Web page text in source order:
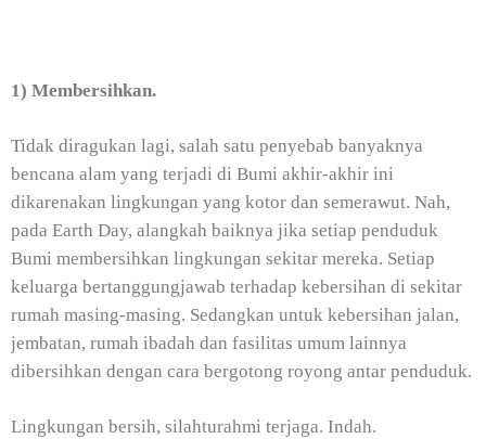
1) Membersihkan.
Tidak diragukan lagi, salah satu penyebab banyaknya
bencana alam yang terjadi di Bumi akhir-akhir ini
dikarenakan lingkungan yang kotor dan semerawut. Nah,
pada Earth Day, alangkah baiknya jika setiap penduduk
Bumi membersihkan lingkungan sekitar mereka. Setiap
keluarga bertanggungjawab terhadap kebersihan di sekitar
rumah masing-masing. Sedangkan untuk kebersihan jalan,
jembatan, rumah ibadah dan fasilitas umum lainnya
dibersihkan dengan cara bergotong royong antar penduduk.
Lingkungan bersih, silahturahmi terjaga. Indah.